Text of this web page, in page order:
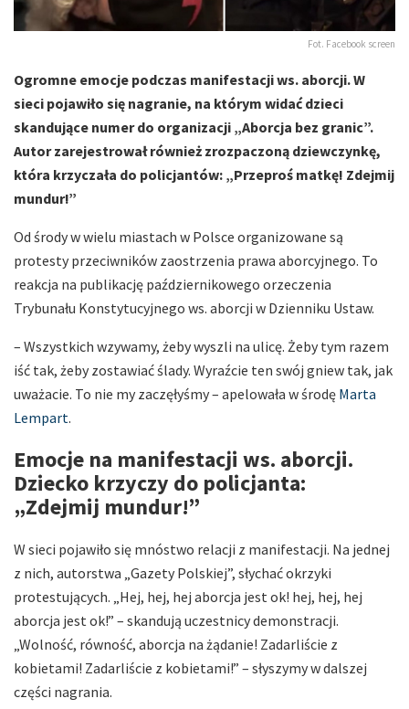
Fot. Facebook screen
Ogromne emocje podczas manifestacji ws. aborcji. W
sieci pojawiło się nagranie, na którym widać dzieci
skandujące numer do organizacji „Aborcja bez granic”.
Autor zarejestrował również zrozpaczoną dziewczynkę,
która krzyczała do policjantów: „Przeproś matkę! Zdejmij
mundur!”
Od środy w wielu miastach w Polsce organizowane są
protesty przeciwników zaostrzenia prawa aborcyjnego. To
reakcja na publikację październikowego orzeczenia
Trybunału Konstytucyjnego ws. aborcji w Dzienniku Ustaw.
– Wszystkich wzywamy, żeby wyszli na ulicę. Żeby tym razem
iść tak, żeby zostawiać ślady. Wyraźcie ten swój gniew tak, jak
uważacie. To nie my zaczęłyśmy – apelowała w środę Marta
Lempart.
Emocje na manifestacji ws. aborcji.
Dziecko krzyczy do policjanta:
„Zdejmij mundur!”
W sieci pojawiło się mnóstwo relacji z manifestacji. Na jednej
z nich, autorstwa „Gazety Polskiej”, słychać okrzyki
protestujących. „Hej, hej, hej aborcja jest ok! hej, hej, hej
aborcja jest ok!” – skandują uczestnicy demonstracji.
„Wolność, równość, aborcja na żądanie! Zadarliście z
kobietami! Zadarliście z kobietami!” – słyszymy w dalszej
części nagrania.